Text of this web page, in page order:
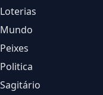
Loterias
Mundo
Peixes
Politica
Sagitário